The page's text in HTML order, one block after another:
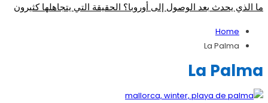
ما الذي يحدث بعد الوصول إلى أوروبا؟ الحقيقة التي يتجاهلها كثيرون
Home
La Palma
La Palma